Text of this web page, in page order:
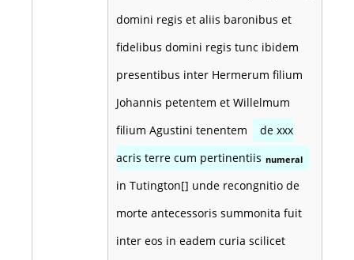
domini regis et aliis baronibus et
fidelibus domini regis tunc ibidem
presentibus inter Hermerum filium
Johannis petentem et Willelmum
filium Agustini tenentem
de xxx
acris terre cum pertinentiis numeral
in Tutington[] unde recongnitio de
morte antecessoris summonita fuit
inter eos in eadem curia scilicet